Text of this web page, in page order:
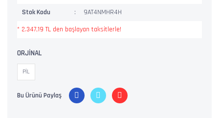
Stok Kodu
9AT4NMHR4H
* 2.347,19 TL den başlayan taksitlerle!
ORJİNAL
PİL
Bu Ürünü Paylaş